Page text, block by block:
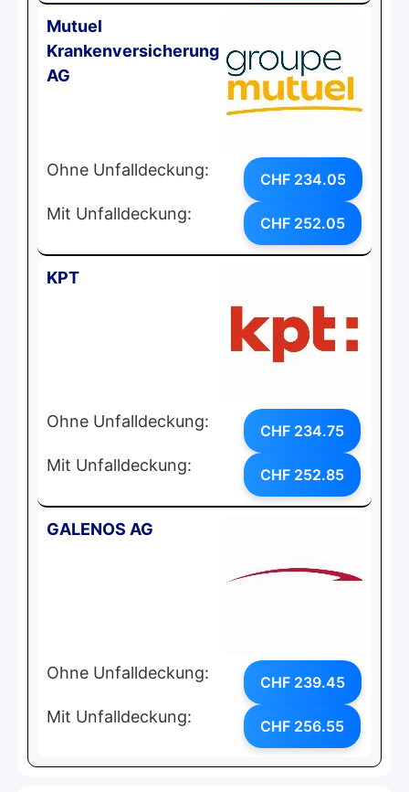
Mutuel
Krankenversicherung
AG
Ohne Unfalldeckung: CHF 234.05
Mit Unfalldeckung: CHF 252.05
KPT
Ohne Unfalldeckung: CHF 234.75
Mit Unfalldeckung: CHF 252.85
GALENOS AG
Ohne Unfalldeckung: CHF 239.45
Mit Unfalldeckung: CHF 256.55